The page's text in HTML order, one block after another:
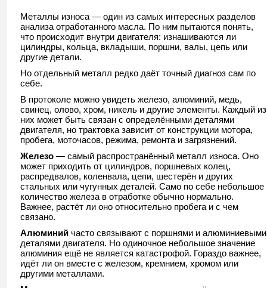
Металлы износа — один из самых интересных разделов
анализа отработанного масла. По ним пытаются понять,
что происходит внутри двигателя: изнашиваются ли
цилиндры, кольца, вкладыши, поршни, валы, цепь или
другие детали.
Но отдельный металл редко даёт точный диагноз сам по
себе.
В протоколе можно увидеть железо, алюминий, медь,
свинец, олово, хром, никель и другие элементы. Каждый из
них может быть связан с определёнными деталями
двигателя, но трактовка зависит от конструкции мотора,
пробега, моточасов, режима, ремонта и загрязнений.
Железо — самый распространённый металл износа. Оно
может приходить от цилиндров, поршневых колец,
распредвалов, коленвала, цепи, шестерён и других
стальных или чугунных деталей. Само по себе небольшое
количество железа в отработке обычно нормально.
Важнее, растёт ли оно относительно пробега и с чем
связано.
Алюминий часто связывают с поршнями и алюминиевыми
деталями двигателя. Но одиночное небольшое значение
алюминия ещё не является катастрофой. Гораздо важнее,
идёт ли он вместе с железом, кремнием, хромом или
другими металлами.